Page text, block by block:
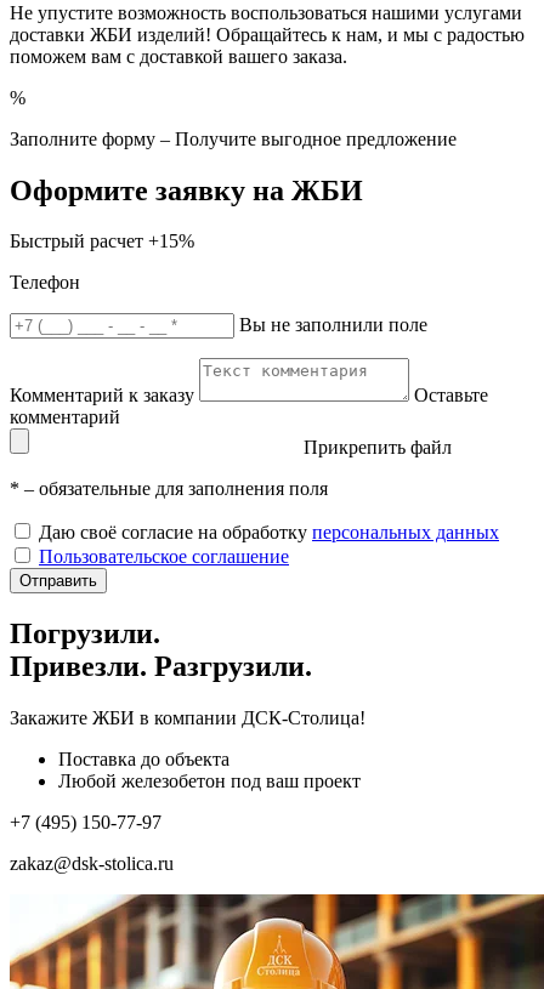
Не упустите возможность воспользоваться нашими услугами
доставки ЖБИ изделий! Обращайтесь к нам, и мы с радостью
поможем вам с доставкой вашего заказа.
%
Заполните форму – Получите выгодное предложение
Оформите заявку на ЖБИ
Быстрый расчет +15%
Телефон
Вы не заполнили поле
Комментарий к заказу
Оставьте
комментарий
Прикрепить файл
* – обязательные для заполнения поля
Даю своё согласие на обработку персональных данных
Пользовательское соглашение
Отправить
Погрузили.
Привезли. Разгрузили.
Закажите ЖБИ в компании ДСК-Столица!
Поставка до объекта
Любой железобетон под ваш проект
+7 (495) 150-77-97
zakaz@dsk-stolica.ru